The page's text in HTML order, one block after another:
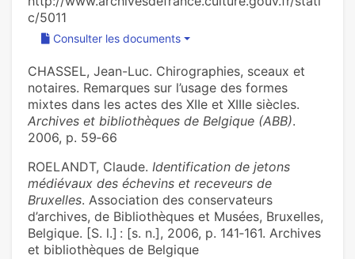
c/5011
Consulter les documents
CHASSEL, Jean-Luc. Chirographies, sceaux et
notaires. Remarques sur l’usage des formes
mixtes dans les actes des XIIe et XIIIe siècles.
Archives et bibliothèques de Belgique (ABB).
2006, p. 59‑66
ROELANDT, Claude. Identification de jetons
médiévaux des échevins et receveurs de
Bruxelles. Association des conservateurs
d’archives, de Bibliothèques et Musées, Bruxelles,
Belgique. [S. l.] : [s. n.], 2006, p. 141‑161. Archives
et bibliothèques de Belgique